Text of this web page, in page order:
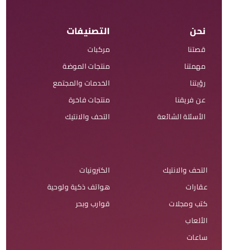
نحن
قصتنا
مهمتنا
رؤيتنا
عن فريقنا
الأسئلة الشائعة
التصنيفات
مركبات
منتجات الموضة
الخدمات والمجتمع
منتجات فاخرة
التحف والانتيك
التحف والانتيك
عقارات
كتب ومجلات
الألعاب
ساعات
الكترونيات
هواتف ذكية ولوحية
قوارب وبحر